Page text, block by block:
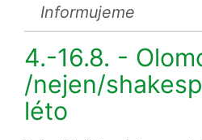
Informujeme
4.-16.8. -
/nejen/
léto